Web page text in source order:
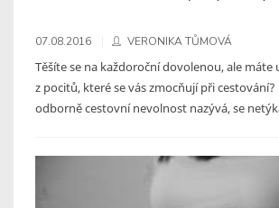
07.08.2016 VERONIKA TŮMOVÁ
Těšíte se na každoroční dovolenou, ale máte
z pocitů, které se vás zmocňují při cestování?
odborně cestovní nevolnost nazývá, se